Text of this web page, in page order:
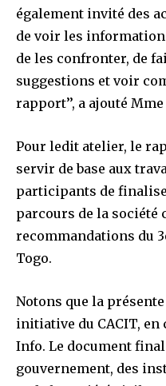
également invité des
de voir les
de les confronter, de
suggestions et voir
rapport’’, a ajouté Mme
Pour ledit atelier, le
servir de base aux
participants de
parcours de la société
recommandations du
Togo.
Notons que la
initiative du CACIT, en
Info. Le document
gouvernement, des